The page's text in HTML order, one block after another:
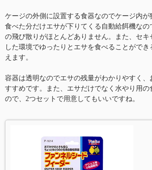
ケージの外側に設置する食器なのでケージ内が
食べた分だけエサが下りてくる自動給餌機な
の飛び散りがほとんどありません。また、セキ
した環境でゆったりとエサを食べることがで
えます。
容器は透明なのでエサの残量がわかりやすく、
すすめです。また、エサだけでなく水やり用の
ので、2つセットで用意してもいいですね。